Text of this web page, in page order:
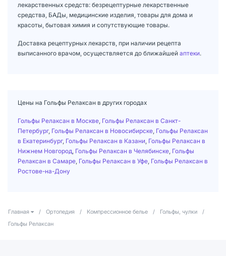
лекарственных средств: безрецептурные лекарственные
средства, БАДы, медицинские изделия, товары для дома и
красоты, бытовая химия и сопутствующие товары.
Доставка рецептурных лекарств, при наличии рецепта
выписанного врачом, осуществляется до ближайшей аптеки.
Цены на Гольфы Релаксан в других городах
Гольфы Релаксан в Москве Гольфы Релаксан в Санкт-
Петербург, Гольфы Релаксан в Новосибирске Гольфы Релаксан
в Екатеринбург, Гольфы Релаксан в Казани Гольфы Релаксан в
Нижнем Новгород Гольфы Релаксан в Челябинске Гольфы
Релаксан в Самаре Гольфы Релаксан в Уфе Гольфы Релаксан в
Ростове-на-Дону
Главная / Ортопедия / Компрессионное белье / Гольфы, чулки
/
Гольфы Релаксан